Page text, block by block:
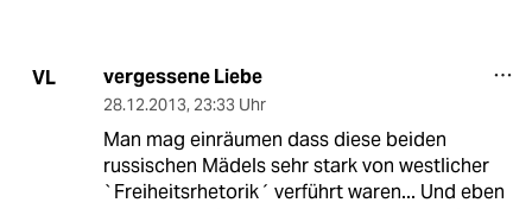
VL vergessene Liebe
28.12.2013, 23:33 Uhr
Man mag einräumen dass diese beiden
russischen Mädels sehr stark von westlicher
`Freiheitsrhetorik´ verführt waren... Und eben